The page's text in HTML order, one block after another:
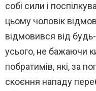
собі сили і
цьому чоловік
відмовився від
усього, не бажаючи
побратимів, які, за
скоєння нападу